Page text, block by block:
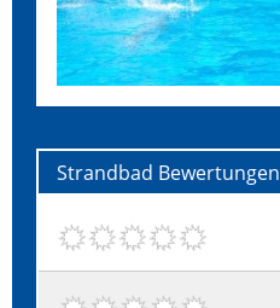
Strandbad Bewertungen